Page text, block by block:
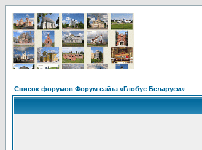
Список форумов Форум сайта «Глобус Беларуси»